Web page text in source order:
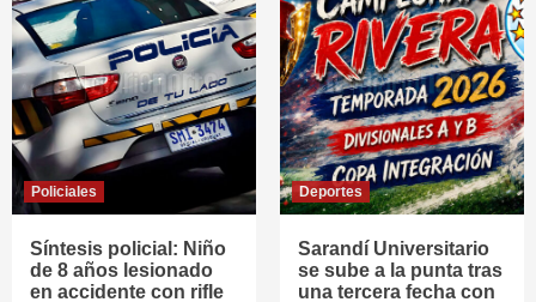
Policiales
Síntesis policial: Niño
de 8 años lesionado
en accidente con rifle
Deportes
Sarandí Universitario
se sube a la punta tras
una tercera fecha con